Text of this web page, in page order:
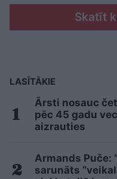
Skatīt
LASĪTĀKIE
Ārsti nosauc
pēc 45 gadu
aizrauties
Armands Puče:
sarunāts